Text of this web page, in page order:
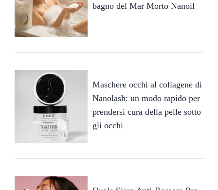
bagno del Mar Morto Nanoil
Maschere occhi al collagene di
Nanolash: un modo rapido per
prendersi cura della pelle sotto
gli occhi